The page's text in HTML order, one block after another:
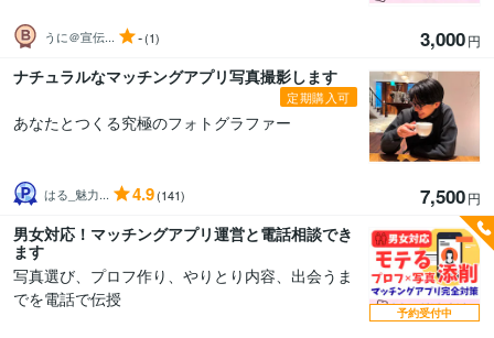
うに＠宣伝... -(1) 3,000円
ナチュラルなマッチングアプリ写真撮影します
定期購入可
あなたとつくる究極のフォトグラファー
はる_魅力... 4.9(141) 7,500円
男女対応！マッチングアプリ運営と電話相談でき
ます
写真選び、プロフ作り、やりとり内容、出会うま
でを電話で伝授
予約受付中